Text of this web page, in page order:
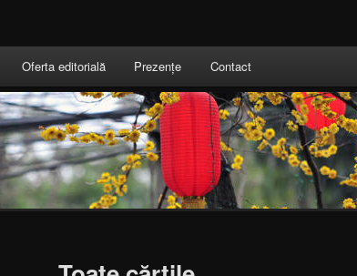
Oferta editorială Prezențe Contact